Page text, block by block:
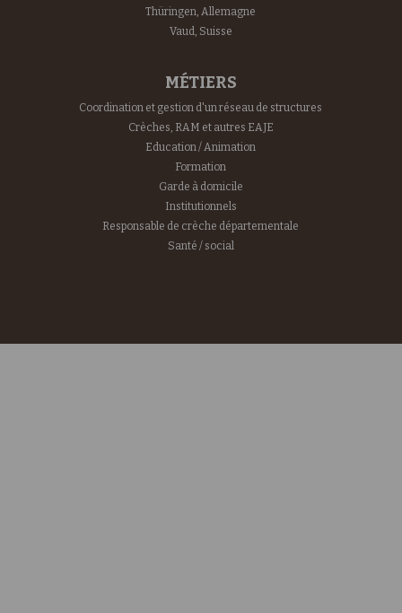
Thüringen, Allemagne
Vaud, Suisse
MÉTIERS
Coordination et gestion d'un réseau de structures
Crèches, RAM et autres EAJE
Education / Animation
Formation
Garde à domicile
Institutionnels
Responsable de crèche départementale
Santé / social